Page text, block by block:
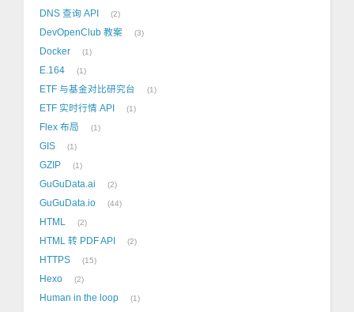
DNS 查询 API 2
DevOpenClub 教案 3
Docker 1
E.164 1
ETF 与基金对比研究台 1
ETF 实时行情 API 1
Flex 布局 1
GIS 1
GZIP 1
GuGuData.ai 2
GuGuData.io 44
HTML 2
HTML 转 PDF API 2
HTTPS 15
Hexo 2
Human in the loop 1